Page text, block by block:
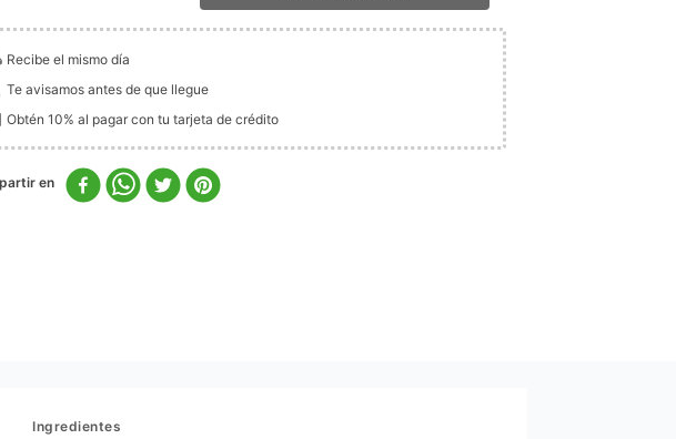
Recibe el mismo día
Te avisamos antes de que llegue
Obtén 10% al pagar con tu tarjeta de crédito
Ingredientes